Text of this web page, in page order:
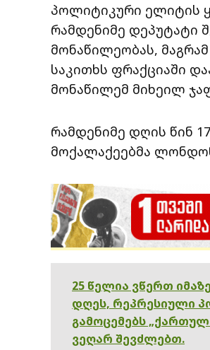
პოლიტიკური ელიტის
რამდენიმე დეპუტატი
მონაწილეობას,
საკითხს ფრაქციაში
მონაწილემ მიხეილ
რამდენიმე დღის წინ
მოქალაქეებმა
25 წელია ვწერთ
დღეს, რეპრესიული
გამოცემებს
ვეღარ შევძლებთ.